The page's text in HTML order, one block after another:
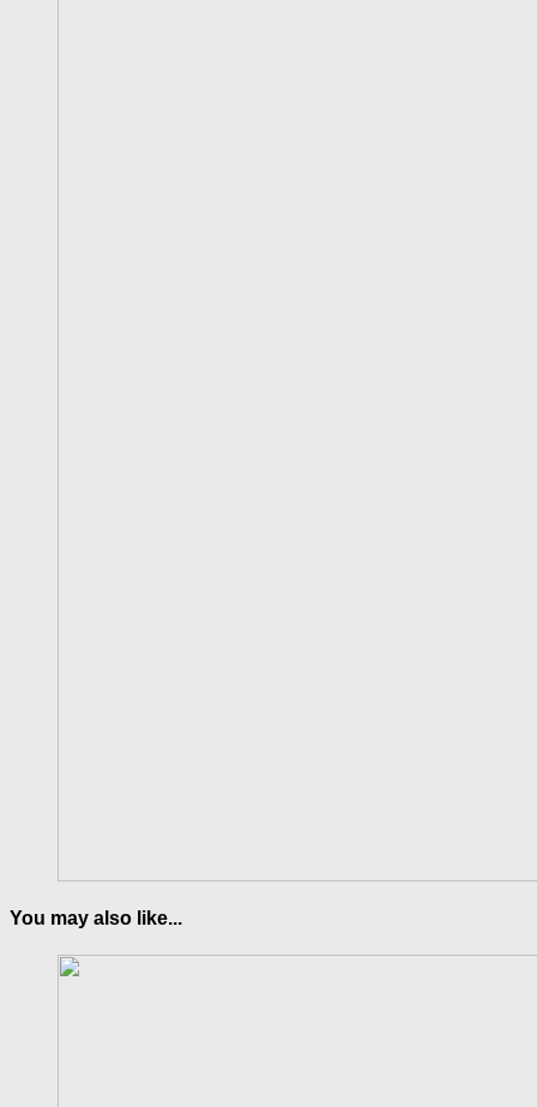
You may also like...